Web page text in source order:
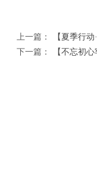
上一篇：
【夏季行
下一篇：
【不忘初